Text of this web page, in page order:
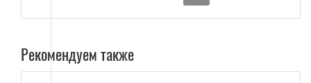
Рекомендуем также